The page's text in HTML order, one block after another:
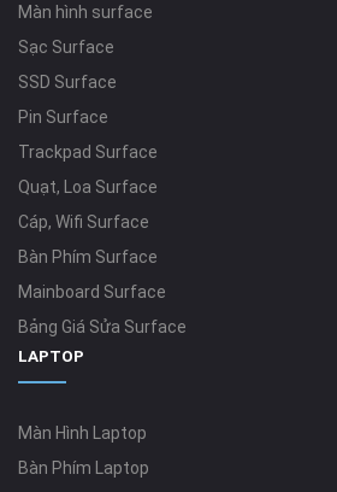
Màn hình surface
Sạc Surface
SSD Surface
Pin Surface
Trackpad Surface
Quạt, Loa Surface
Cáp, Wifi Surface
Bàn Phím Surface
Mainboard Surface
Bảng Giá Sửa Surface
LAPTOP
Màn Hình Laptop
Bàn Phím Laptop